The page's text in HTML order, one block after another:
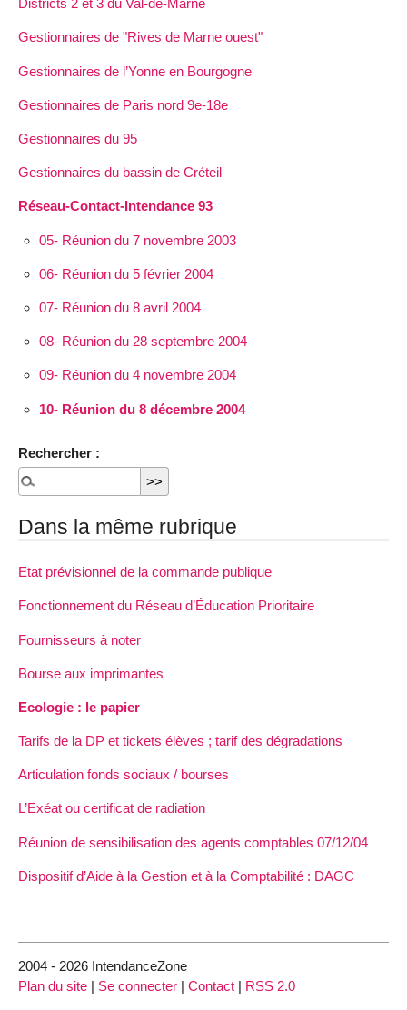
Districts 2 et 3 du Val-de-Marne
Gestionnaires de "Rives de Marne ouest"
Gestionnaires de l’Yonne en Bourgogne
Gestionnaires de Paris nord 9e-18e
Gestionnaires du 95
Gestionnaires du bassin de Créteil
Réseau-Contact-Intendance 93
05- Réunion du 7 novembre 2003
06- Réunion du 5 février 2004
07- Réunion du 8 avril 2004
08- Réunion du 28 septembre 2004
09- Réunion du 4 novembre 2004
10- Réunion du 8 décembre 2004
Rechercher :
Dans la même rubrique
Etat prévisionnel de la commande publique
Fonctionnement du Réseau d’Éducation Prioritaire
Fournisseurs à noter
Bourse aux imprimantes
Ecologie : le papier
Tarifs de la DP et tickets élèves ; tarif des dégradations
Articulation fonds sociaux / bourses
L’Exéat ou certificat de radiation
Réunion de sensibilisation des agents comptables 07/12/04
Dispositif d’Aide à la Gestion et à la Comptabilité : DAGC
2004 - 2026 IntendanceZone
Plan du site | Se connecter | Contact | RSS 2.0